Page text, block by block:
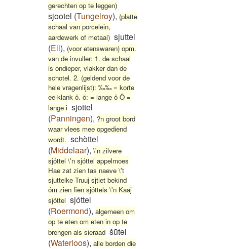
gerechten op te leggen)
sjootel (Tungelroy), (platte
schaal van porcelein,
aardewerk of metaal) sjuttel
(Ell), (voor etenswaren) opm.
van de invuller: 1. de schaal
is ondieper, vlakker dan de
schotel. 2. (geldend voor de
hele vragenlijst): ‰‰ = korte
ee-klank ö. ö: = lange ö Ô =
lange i sjottel
(Panningen), ?n groot bord
waar vlees mee opgediend
wordt. schòttel
(Middelaar), \'n zilvere
sjóttel \'n sjóttel appelmoes
Hae zat zien tas naeve \'t
sjuttelke Truuj sjtiet bekind
óm zien fien sjóttels \'n Kaaj
sjóttel sjóttel
(Roermond), algemeen om
op te eten om eten in op te
brengen als sieraad šūtəl
(Waterloos), alle borden die